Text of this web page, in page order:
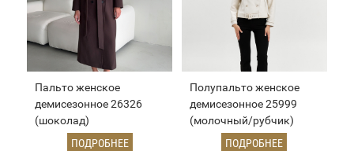
Пальто женское
демисезонное 26326
(шоколад)
ПОДРОБНЕЕ
Полупальто женское
демисезонное 25999
(молочный/рубчик)
ПОДРОБНЕЕ